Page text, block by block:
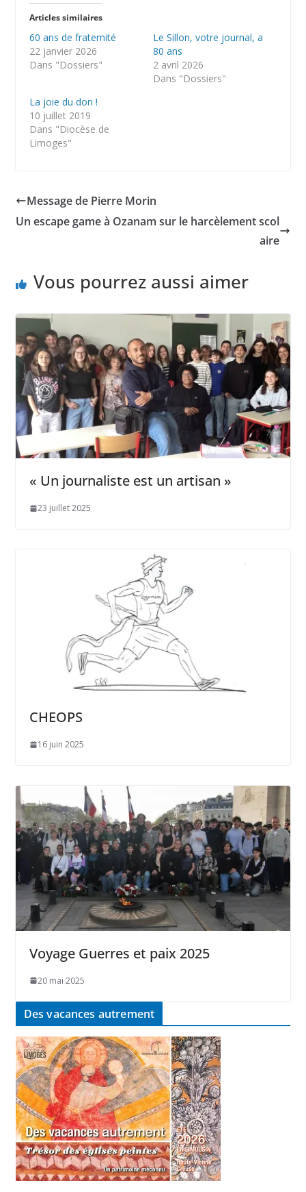
Articles similaires
60 ans de fraternité
22 janvier 2026
Dans "Dossiers"
Le Sillon, votre journal, a
80 ans
2 avril 2026
Dans "Dossiers"
La joie du don !
10 juillet 2019
Dans "Diocèse de
Limoges"
Message de Pierre Morin
Un escape game à Ozanam sur le harcèlement scol
aire
Vous pourrez aussi aimer
« Un journaliste est un artisan »
23 juillet 2025
CHEOPS
16 juin 2025
Voyage Guerres et paix 2025
20 mai 2025
Des vacances autrement